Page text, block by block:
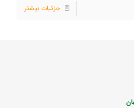
جزئیات بیشتر